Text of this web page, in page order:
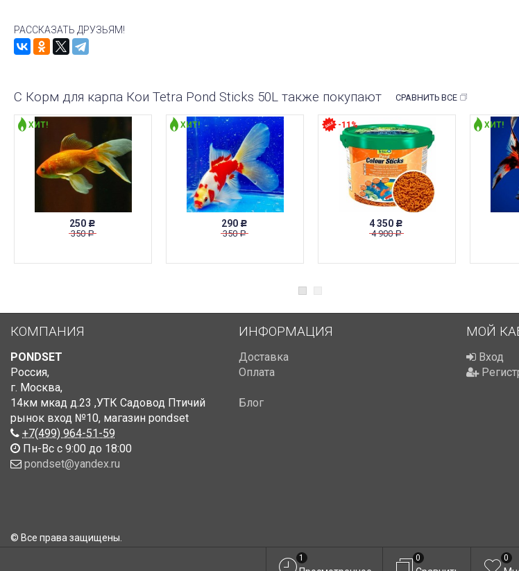
РАССКАЗАТЬ ДРУЗЬЯМ!
С Корм для карпа Кои Tetra Pond Sticks 50L также покупают СРАВНИТЬ ВСЕ
250 Р
350Р
ХИТ!
290 Р
350Р
ХИТ!
4 350 Р
4 900Р
-11% ХИТ!
КОМПАНИЯ
PONDSET
Россия,
г. Москва,
14км мкад д.23 ,УТК Садовод Птичий
рынок вход №10, магазин pondset
+7(499) 964-51-59
Пн-Вс с 9:00 до 18:00
pondset@yandex.ru
ИНФОРМАЦИЯ
Доставка
Оплата
Блог
МОЙ
Вход
© Все права защищены.
1 0 0